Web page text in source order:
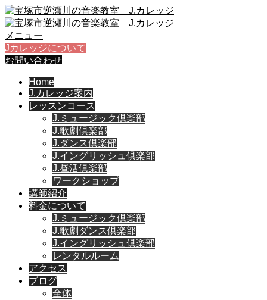
メニュー
Jカレッジについて
お問い合わせ
Home
J.カレッジ案内
レッスンコース
J.ミュージック倶楽部
J.歌劇倶楽部
J.ダンス倶楽部
J.イングリッシュ倶楽部
J.昼活倶楽部
ワークショップ
講師紹介
料金について
J.ミュージック倶楽部
J.歌劇ダンス倶楽部
J.イングリッシュ倶楽部
レンタルルーム
アクセス
ブログ
全体